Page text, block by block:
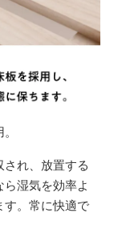
れ、放置する
湿気を効率よ
す。常に快適で